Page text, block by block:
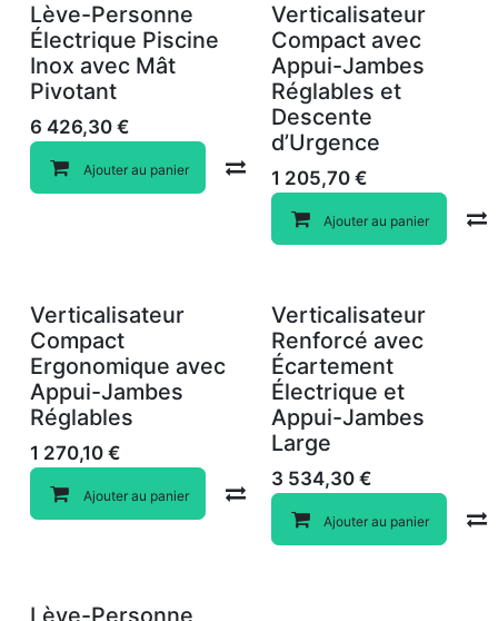
Lève-Personne
Électrique Piscine
Inox avec Mât
Pivotant
6 426,30 €
Ajouter au panier Compare
Verticalisateur
Compact avec
Appui-Jambes
Réglables et
Descente
d’Urgence
1 205,70€
Ajouter au panier
Verticalisateur
Compact
Ergonomique avec
Appui-Jambes
Réglables
1 270,10 €
Ajouter au panier Compare
Verticalisateur
Renforcé avec
Écartement
Électrique et
Appui-Jambes
Large
3 534,30€
Ajouter au panier
Lève-Personne